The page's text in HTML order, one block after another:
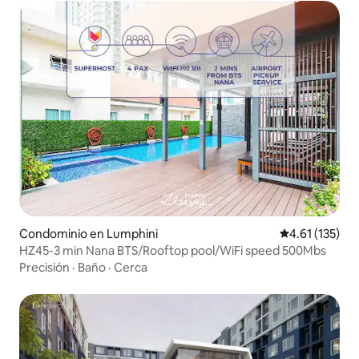
Condominio en Lumphini Calificación
4.61 (135)
HZ45-3 min Nana BTS/Rooftop pool/WiFi speed 500Mbs
Precisión · Baño · Cerca